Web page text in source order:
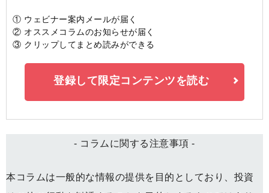
① ウェビナー案内メールが届く
② オススメコラムのお知らせが届く
③ クリップしてまとめ読みができる
登録して限定コンテンツを読む
- コラムに関する注意事項 -
本コラムは一般的な情報の提供を目的としており、投資